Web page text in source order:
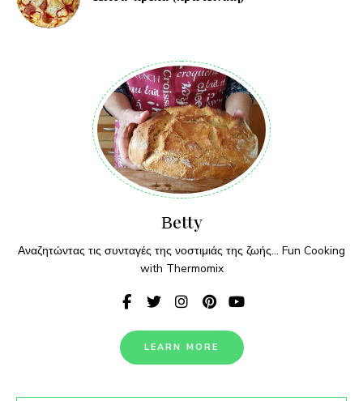
Βetty
Αναζητώντας τις συνταγές της νοστιμιάς της ζωής... Fun Cooking
with Thermomix
LEARN MORE